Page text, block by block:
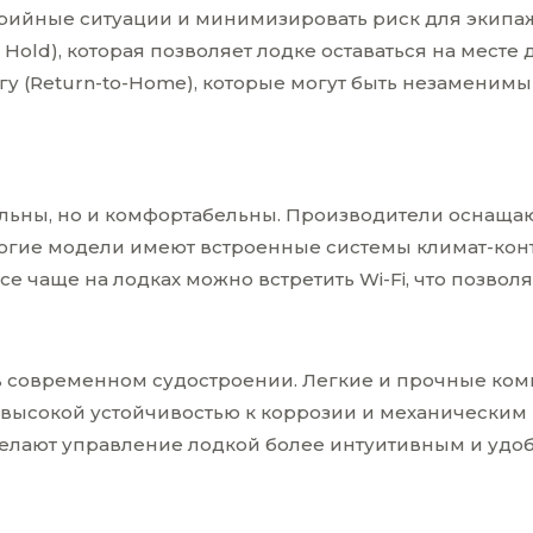
ситуации и минимизировать риск для
которая позволяет лодке оставаться на
(Return-to-Home), которые могут быть
но и комфортабельны. Производители
модели имеют встроенные системы климат-
чаще на лодках можно встретить Wi-Fi, что
судостроении. Легкие и прочные
устойчивостью к коррозии и
управление лодкой более интуитивным и